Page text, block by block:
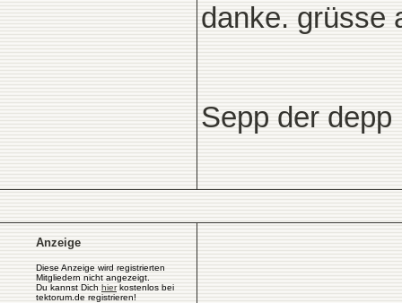
danke. grüsse
Sepp der depp
Anzeige
Diese Anzeige wird registrierten
Mitgliedern nicht angezeigt.
Du kannst Dich hierkostenlos bei
tektorum.de registrieren!